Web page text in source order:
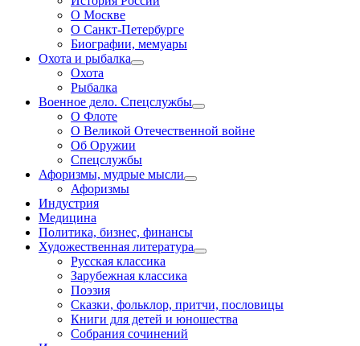
О Москве
О Санкт-Петербурге
Биографии, мемуары
Охота и рыбалка
Охота
Рыбалка
Военное дело. Спецслужбы
О Флоте
О Великой Отечественной войне
Об Оружии
Спецслужбы
Афоризмы, мудрые мысли
Афоризмы
Индустрия
Медицина
Политика, бизнес, финансы
Художественная литература
Русская классика
Зарубежная классика
Поэзия
Сказки, фольклор, притчи, пословицы
Книги для детей и юношества
Собрания сочинений